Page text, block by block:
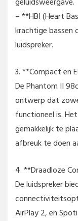
– **HBI (Heart
krachtige bassen
luidspreker.
3. **Compact en
De Phantom II
ontwerp dat
functioneel is.
gemakkelijk te
afbreuk te doen
4. **Draadloze
De luidspreker
AirPlay 2, en